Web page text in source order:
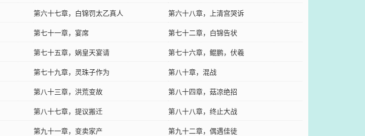
第六十七章，白锦罚太乙真人
第六十八章，上清宫哭诉
第七十一章，宴席
第七十二章，白锦告状
第七十五章，娲皇天宴请
第七十六章，鲲鹏，伏羲
第七十九章，灵珠子作为
第八十章，混战
第八十三章，洪荒变故
第八十四章，菇凉绝招
第八十七章，提议搬迁
第八十八章，终止大战
第九十一章，变卖家产 第九十二章，偶遇佳徒